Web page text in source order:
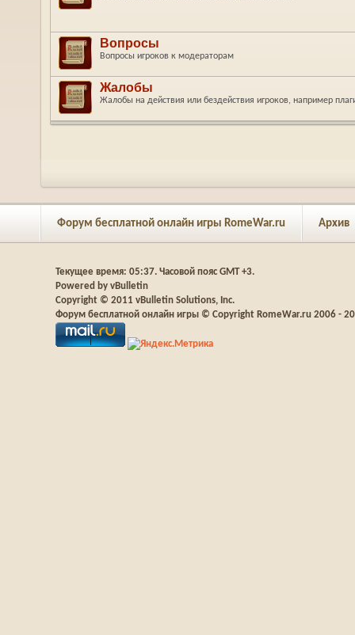
Вопросы
Вопросы игроков к модераторам
Жалобы
Жалобы на действия или бездействия игроков, например
Форум бесплатной онлайн игры RomeWar.ru Архив
Текущее время: 05:37. Часовой пояс GMT +3.
Powered by vBulletin
Copyright © 2011 vBulletin Solutions, Inc.
Форум бесплатной онлайн игры © Copyright RomeWar.ru 2006 -